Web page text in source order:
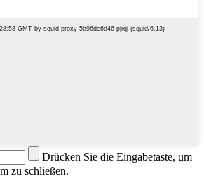
Drücken Sie die Eingabetaste, um
zu schließen.